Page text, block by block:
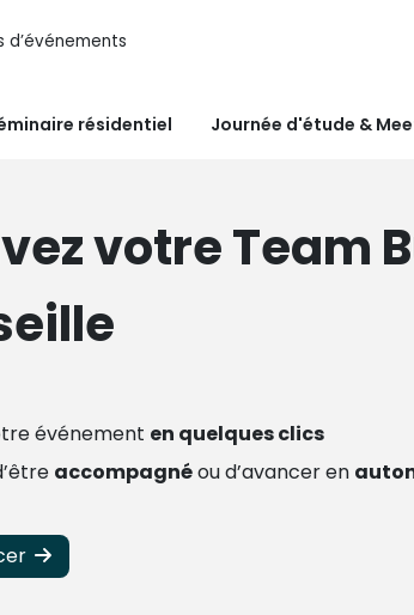
d’événements
résidentiel Journée d'étude &
votre Team
événement en quelques clics
accompagnéou d’avancer en